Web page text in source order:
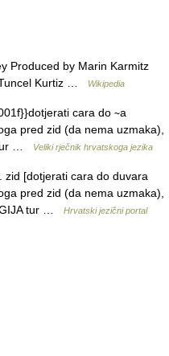
Produced by Marin Karmitz
Kurtiz …
Wikipedia
cara do ∼a
pred zid (da nema uzmaka),
…
Veliki rječnik hrvatskoga jezika
[dotjerati cara do duvara
pred zid (da nema uzmaka),
tur …
Hrvatski jezični portal